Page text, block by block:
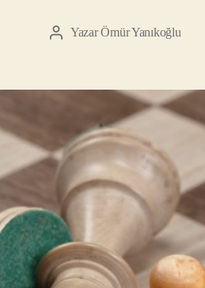
Yazının
YazarÖmür Yanıkoğlu